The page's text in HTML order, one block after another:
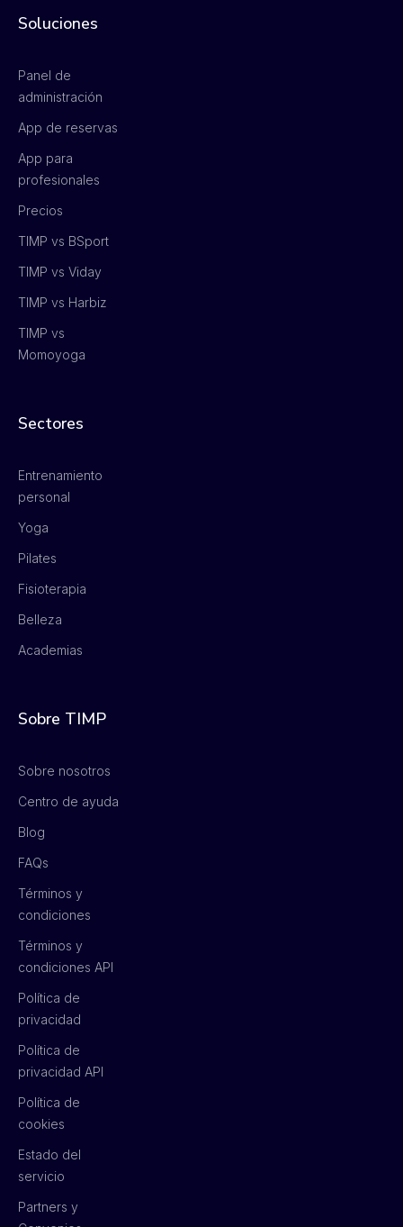
Soluciones
Panel de
administración
App de reservas
App para
profesionales
Precios
TIMP vs BSport
TIMP vs Viday
TIMP vs Harbiz
TIMP vs
Momoyoga
Sectores
Entrenamiento
personal
Yoga
Pilates
Fisioterapia
Belleza
Academias
Sobre TIMP
Sobre nosotros
Centro de ayuda
Blog
FAQs
Términos y
condiciones
Términos y
condiciones API
Política de
privacidad
Política de
privacidad API
Política de
cookies
Estado del
servicio
Partners y